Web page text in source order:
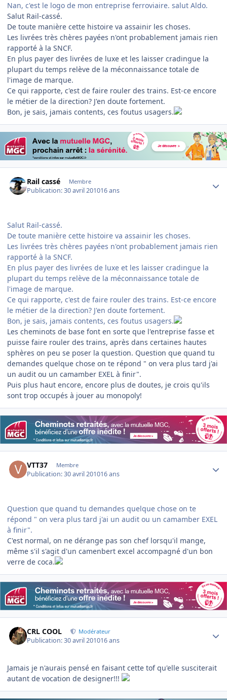
Nan, c'est le logo de mon entreprise ferroviaire. salut Aldo.
Salut Rail-cassé.
De toute manière cette histoire va assainir les choses.
Les livrées très chères payées n'ont probablement jamais rien
rapporté à la SNCF.
En plus payer des livrées de luxe et les laisser cradingue la
plupart du temps relève de la méconnaissance totale de
l'image de marque.
Ce qui rapporte, c'est de faire rouler des trains. Est-ce encore
le métier de la direction? J'en doute fortement.
Bon, je sais, jamais contents, ces foutus usagers.
Rail cassé Membre
Publication:30 avril 201016 ans
Salut Rail-cassé.
De toute manière cette histoire va assainir les choses.
Les livrées très chères payées n'ont probablement jamais rien
rapporté à la SNCF.
En plus payer des livrées de luxe et les laisser cradingue la
plupart du temps relève de la méconnaissance totale de
l'image de marque.
Ce qui rapporte, c'est de faire rouler des trains. Est-ce encore
le métier de la direction? J'en doute fortement.
Bon, je sais, jamais contents, ces foutus usagers.
Les cheminots de base font en sorte que l'entreprise fasse et
puisse faire rouler des trains, après dans certaines hautes
sphères on peu se poser la question. Question que quand tu
demandes quelque chose on te répond " on vera plus tard j'ai
un audit ou un camamber EXEL à finir".
Puis plus haut encore, encore plus de doutes, je crois qu'ils
sont trop occupés à jouer au monopoly!
VTT37 Membre
Publication:30 avril 201016 ans
Question que quand tu demandes quelque chose on te
répond " on vera plus tard j'ai un audit ou un camamber EXEL
à finir".
C'est normal, on ne dérange pas son chef lorsqu'il mange,
même s'il s'agit d'un camenbert excel accompagné d'un bon
verre de coca.
CRL COOL Modérateur
Publication:30 avril 201016 ans
Jamais je n'aurais pensé en faisant cette tof qu'elle susciterait
autant de vocation de designer!!!